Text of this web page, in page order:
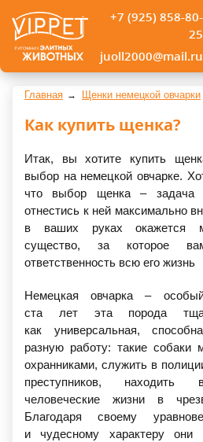
+7 (925) 858-80-
25
juoll2000@mail.ru
Главная Щенки немецкой овчарки
Как купить щенка?
Итак, вы хотите купить
выбор на немецкой овчарке.
что выбор щенка – задача
отнестись к ней максимально
в ваших руках окажется
существо, за которое
ответственность всю его жизнь
Немецкая овчарка –
ста лет эта порода
как универсальная,
разную работу: такие собаки
охранниками, служить в
преступников, находить
человеческие жизни в
Благодаря своему
и чудесному характеру они